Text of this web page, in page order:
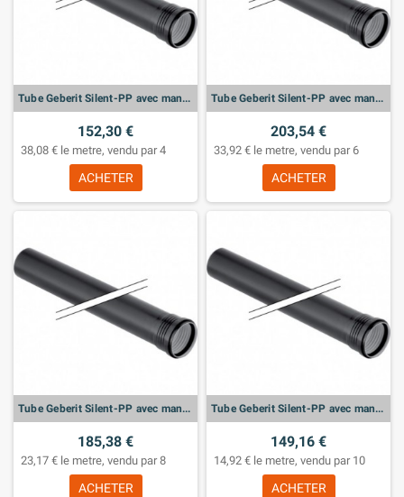
Tube Geberit Silent-PP avec manchon: d:110mm, L:200cm
152,30 €
38,08 € le metre, vendu par 4
ACHETER
Tube Geberit Silent-PP avec manchon: d:90mm, L:200cm
203,54 €
33,92 € le metre, vendu par 6
ACHETER
Tube Geberit Silent-PP avec manchon: d:75mm, L:200cm
185,38 €
23,17 € le metre, vendu par 8
ACHETER
Tube Geberit Silent-PP avec manchon: d:50mm, L:200cm
149,16 €
14,92 € le metre, vendu par 10
ACHETER